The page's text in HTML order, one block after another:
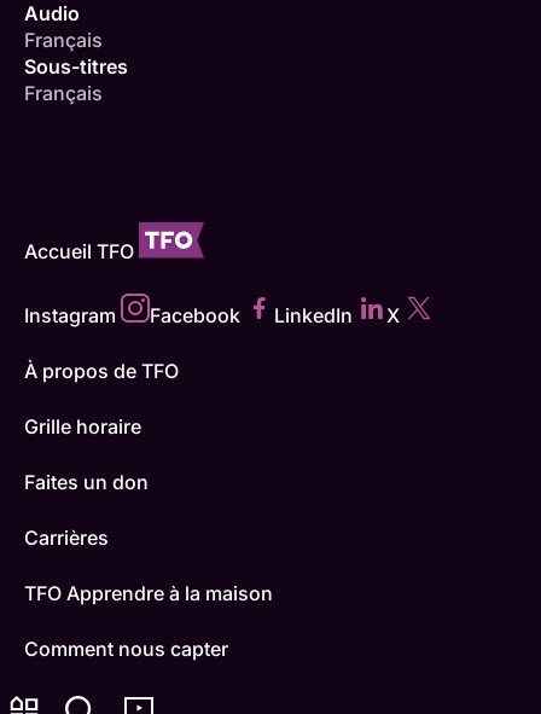
Audio
Français
Sous-titres
Français
Accueil TFO
Instagram Facebook LinkedIn X
À propos de TFO
Grille horaire
Faites un don
Carrières
TFO Apprendre à la maison
Comment nous capter
Contactez-nous